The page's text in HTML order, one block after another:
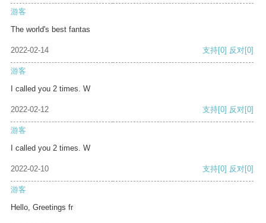
游客
The world's best fantas
2022-02-14 支持[0] 反对[0]
游客
I called you 2 times. W
2022-02-12 支持[0] 反对[0]
游客
I called you 2 times. W
2022-02-10 支持[0] 反对[0]
游客
Hello, Greetings fr